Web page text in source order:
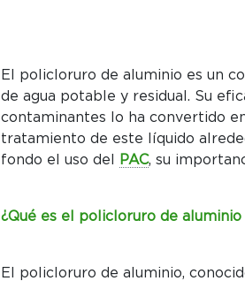
El policloruro de aluminio es un
de agua potable y residual. Su
contaminantes lo ha convertido
tratamiento de este líquido
fondo el uso del
PAC, su
¿Qué es el policloruro de aluminio
El policloruro de aluminio,